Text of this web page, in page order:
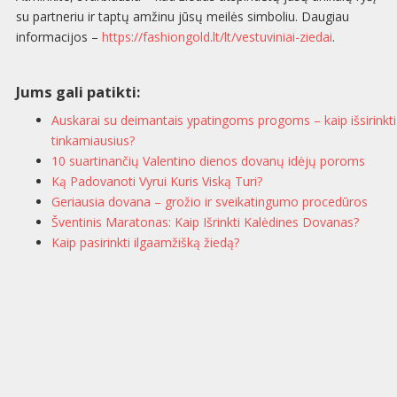
su partneriu ir taptų amžinu jūsų meilės simboliu. Daugiau
informacijos – https://fashiongold.lt/lt/vestuviniai-ziedai.
Jums gali patikti:
Auskarai su deimantais ypatingoms progoms – kaip išsirinkti
tinkamiausius?
10 suartinančių Valentino dienos dovanų idėjų poroms
Ką Padovanoti Vyrui Kuris Viską Turi?
Geriausia dovana – grožio ir sveikatingumo procedūros
Šventinis Maratonas: Kaip Išrinkti Kalėdines Dovanas?
Kaip pasirinkti ilgaamžišką žiedą?